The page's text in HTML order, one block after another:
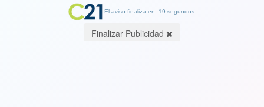
El aviso finaliza en: 19 segundos.
Finalizar Publicidad